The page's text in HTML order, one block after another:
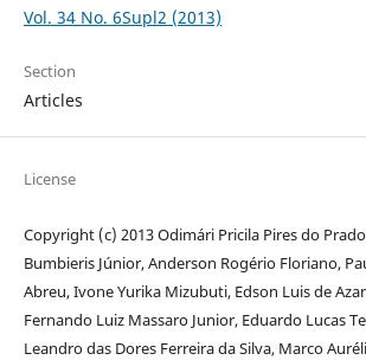
Vol. 34 No. 6Supl2 (2013)
Section
Articles
License
Copyright (c) 2013 Odimári Pricila Pires do
Bumbieris Júnior, Anderson Rogério Floriano,
Abreu, Ivone Yurika Mizubuti, Edson Luis de
Fernando Luiz Massaro Junior, Eduardo Lucas
Leandro das Dores Ferreira da Silva, Marco